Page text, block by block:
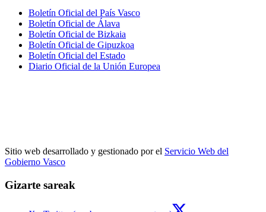
Boletín Oficial del País Vasco
Boletín Oficial de Álava
Boletín Oficial de Bizkaia
Boletín Oficial de Gipuzkoa
Boletín Oficial del Estado
Diario Oficial de la Unión Europea
Sitio web desarrollado y gestionado por el Servicio Web del
Gobierno Vasco
Gizarte sareak